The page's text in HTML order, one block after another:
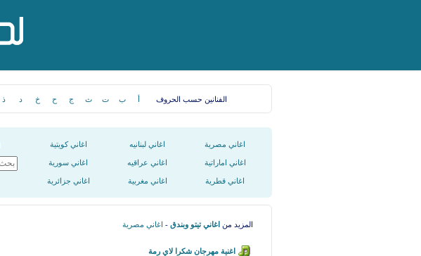
الفنانين حسب الحروف أ ب ت ث ج ح خ د ذ
اغاني مصرية اغاني لبنانيه اغاني كويتية
اغاني اماراتية اغاني عراقيه اغاني سورية
اغاني قطرية اغاني مغربية اغاني جزائرية
المزيد من اغاني تيتو وبندق - اغاني مصرية
اغنية مهرجان شكرا لاي رمة